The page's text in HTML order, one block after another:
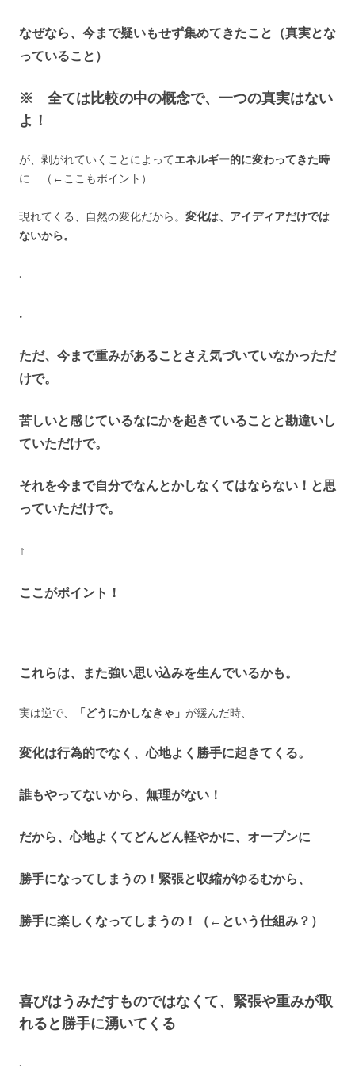
なぜなら、今まで疑いもせず集めてきたこと（真実とな
っていること）
※ 全ては比較の中の概念で、一つの真実はない
よ！
が、剥がれていくことによってエネルギー的に変わってきた時
に （←ここもポイント）
現れてくる、自然の変化だから。 変化は、アイディアだけでは
ないから。
.
.
ただ、今まで重みがあることさえ気づいていなかっただ
けで。
苦しいと感じているなにかを起きていることと勘違いし
ていただけで。
それを今まで自分でなんとかしなくてはならない！と思
っていただけで。
↑
ここがポイント！
これらは、また強い思い込みを生んでいるかも。
実は逆で、 「どうにかしなきゃ」 が緩んだ時、
変化は行為的でなく、心地よく勝手に起きてくる。
誰もやってないから、無理がない！
だから、心地よくてどんどん軽やかに、オープンに
勝手になってしまうの！緊張と収縮がゆるむから、
勝手に楽しくなってしまうの！（←という仕組み？）
喜びはうみだすものではなくて、緊張や重みが取
れると勝手に湧いてくる
.